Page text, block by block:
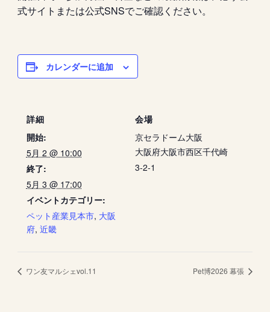
式サイトまたは公式SNSでご確認ください。
カレンダーに追加
詳細
開始:
5月 2 @ 10:00
終了:
5月 3 @ 17:00
イベントカテゴリー:
ペット産業見本市, 大阪
府, 近畿
会場
京セラドーム大阪
大阪府大阪市西区千代崎
3-2-1
ワン友マルシェvol.11 Pet博2026 幕張